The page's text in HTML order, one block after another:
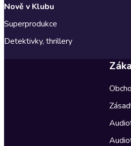
Nově v Klubu
Superprodukce
Detektivky, thrillery